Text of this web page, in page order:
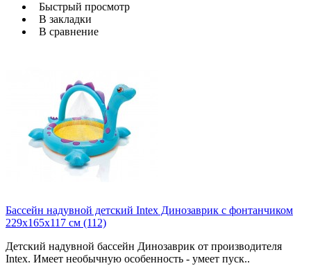
Быстрый просмотр
В закладки
В сравнение
Бассейн надувной детский Intex Динозаврик с фонтанчиком
229х165х117 см (112)
Детский надувной бассейн Динозаврик от производителя
Intex. Имеет необычную особенность - умеет пуск..